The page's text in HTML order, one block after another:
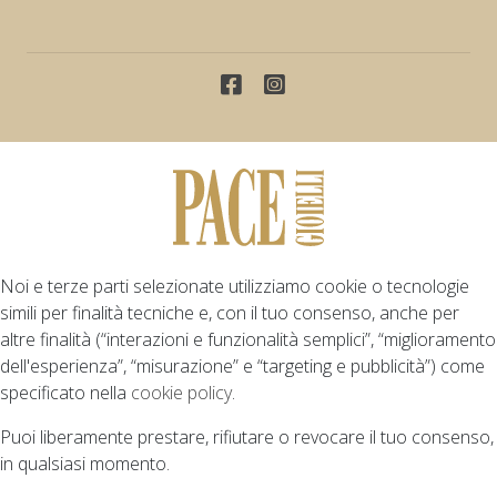
Noi e terze parti selezionate utilizziamo cookie o tecnologie
simili per finalità tecniche e, con il tuo consenso, anche per
altre finalità (“interazioni e funzionalità semplici”, “miglioramento
dell'esperienza”, “misurazione” e “targeting e pubblicità”) come
specificato nella cookie policy.
Puoi liberamente prestare, rifiutare o revocare il tuo consenso,
in qualsiasi momento.